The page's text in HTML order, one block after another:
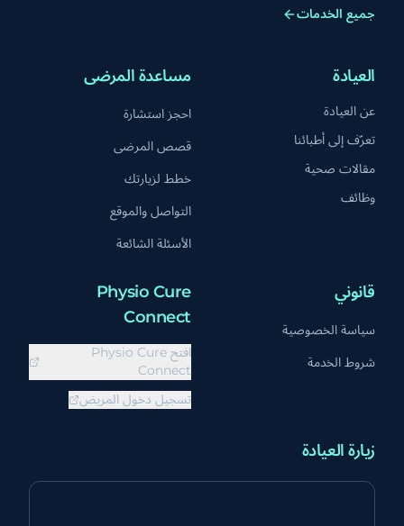
جميع الخدمات
العيادة
عن العيادة
تعرّف إلى أطبائنا
مقالات صحية
وظائف
مساعدة المرضى
احجز استشارة
قصص المرضى
خطط لزيارتك
التواصل والموقع
الأسئلة الشائعة
قانوني
سياسة الخصوصية
شروط الخدمة
Physio Cure
Connect
افتح Physio Cure
Connect
تسجيل دخول المريض
زيارة العيادة